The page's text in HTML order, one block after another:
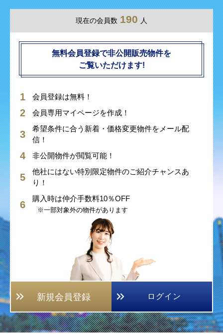
現在の会員数 190 人
無料会員登録で非公開販売物件を
ご覧いただけます!
会員登録は無料！
会員専用マイページを作成！
希望条件に合う新着・価格変更物件をメール配
信！
非公開物件が閲覧可能！
他社にはない特別限定物件のご紹介チャンスあ
り！
購入時は仲介手数料10％OFF
※一部対象外の物件があります
新規会員登録 ログイン